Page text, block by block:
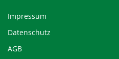
Impressum
Datenschutz
AGB